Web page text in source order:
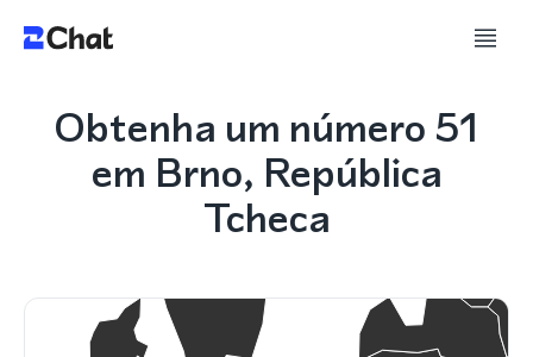
Obtenha um número 51
em Brno, República
Tcheca